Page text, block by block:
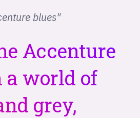
blues"
Accenture
a world of
grey,